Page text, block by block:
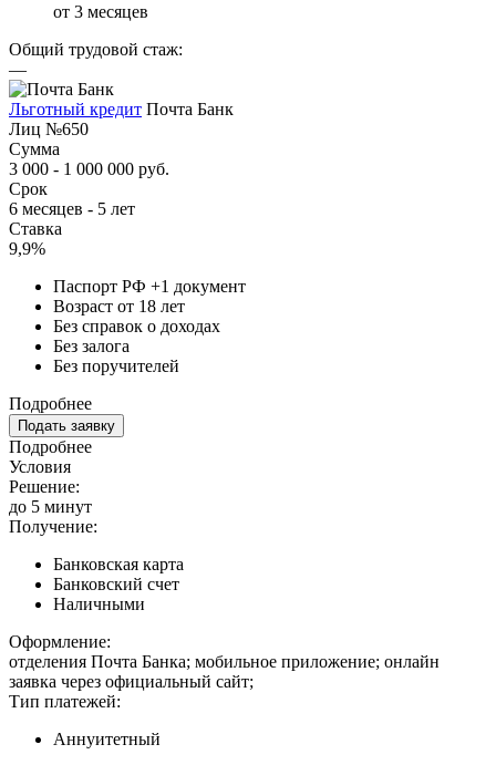
от 3 месяцев
Общий трудовой стаж:
—
Льготный кредит Почта Банк
Лиц №650
Сумма
3 000 - 1 000 000 руб.
Срок
6 месяцев - 5 лет
Ставка
9,9%
Паспорт РФ +1 документ
Возраст от 18 лет
Без справок о доходах
Без залога
Без поручителей
Подробнее
Подать заявку
Подробнее
Условия
Решение:
до 5 минут
Получение:
Банковская карта
Банковский счет
Наличными
Оформление:
отделения Почта Банка; мобильное приложение; онлайн
заявка через официальный сайт;
Тип платежей:
Аннуитетный